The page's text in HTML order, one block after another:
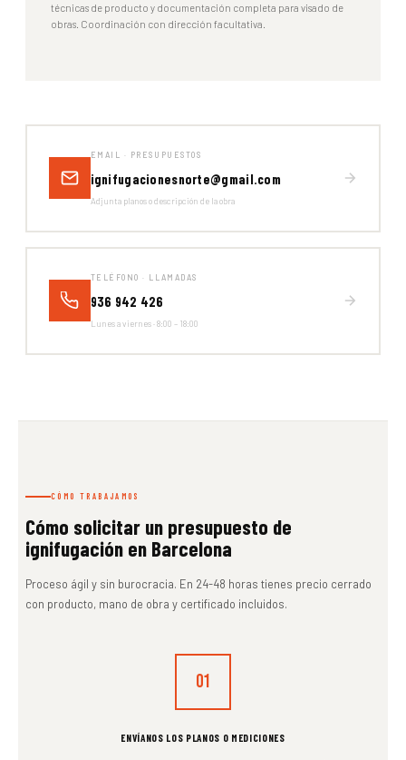
técnicas de producto y documentación completa para visado de
obras. Coordinación con dirección facultativa.
EMAIL · PRESUPUESTOS
ignifugacionesnorte@gmail.com
Adjunta planos o descripción de la obra
TELÉFONO · LLAMADAS
936 942 426
Lunes a viernes · 8:00 – 18:00
CÓMO TRABAJAMOS
Cómo solicitar un presupuesto de
ignifugación en Barcelona
Proceso ágil y sin burocracia. En 24-48 horas tienes precio cerrado
con producto, mano de obra y certificado incluidos.
01
ENVÍANOS LOS PLANOS O MEDICIONES